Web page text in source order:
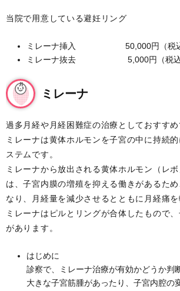
当院で用意している避妊リング
ミレーナ挿入 50,000円（税込
ミレーナ抜去 5,000円（税込
ミレーナ
過多月経や月経困難症の治療としておすすめ
ミレーナは黄体ホルモンを子宮の中に持続
ステムです。
ミレーナから放出される黄体ホルモン（レボ
は、子宮内膜の増殖を抑える働きがあるた
なり、月経量を減少させるとともに月経痛を
ミレーナはピルとリングが合体したもので
があります。
はじめに
診察で、ミレーナ治療が有効かどうか判
大きな子宮筋腫があったり、子宮内腔の